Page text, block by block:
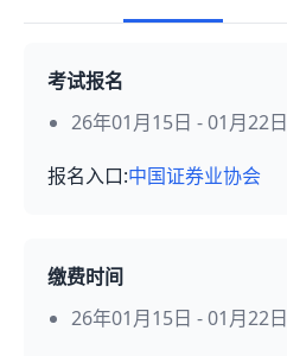
考试报名
26年01月15日 - 01月22日
报名入口:中国证券业协会
缴费时间
26年01月15日 - 01月22日